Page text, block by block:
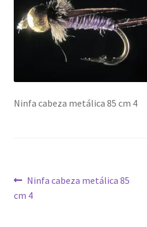
Realizar pedido
Regístrate al canal de noticias
Shop
Ninfa cabeza metálica 85 cm 4
Navegación
de
Anterior:
Ninfa cabeza metálica 85
cm 4